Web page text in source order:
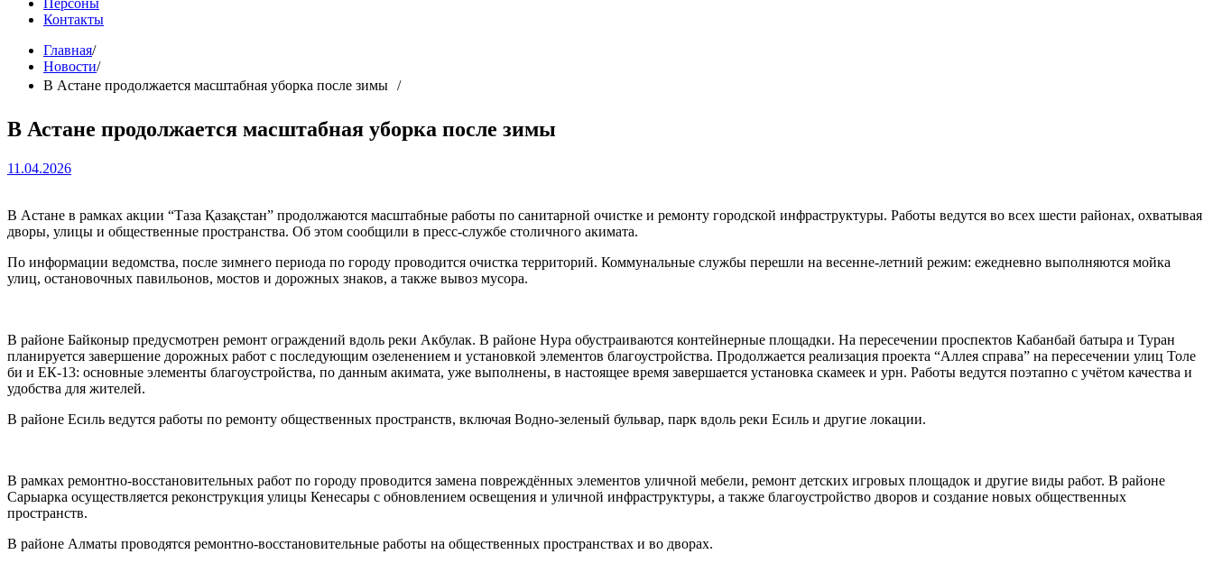
Персоны
Контакты
Главная
Новости
В Астане продолжается масштабная уборка после зимы
В Астане продолжается масштабная уборка после зимы
11.04.2026
В Астане в рамках акции “Таза Қазақстан” продолжаются масштабные работы по санитарной очистке и ремонту городской инфраструктуры. Работы ведутся во всех шести районах, охватывая
дворы, улицы и общественные пространства. Об этом сообщили в пресс-службе столичного акимата.
По информации ведомства, после зимнего периода по городу проводится очистка территорий. Коммунальные службы перешли на весенне-летний режим: ежедневно выполняются мойка
улиц, остановочных павильонов, мостов и дорожных знаков, а также вывоз мусора.
В районе Байконыр предусмотрен ремонт ограждений вдоль реки Акбулак. В районе Нура обустраиваются контейнерные площадки. На пересечении проспектов Кабанбай батыра и Туран
планируется завершение дорожных работ с последующим озеленением и установкой элементов благоустройства. Продолжается реализация проекта “Аллея справа” на пересечении улиц Толе
би и ЕК-13: основные элементы благоустройства, по данным акимата, уже выполнены, в настоящее время завершается установка скамеек и урн. Работы ведутся поэтапно с учётом качества и
удобства для жителей.
В районе Есиль ведутся работы по ремонту общественных пространств, включая Водно-зеленый бульвар, парк вдоль реки Есиль и другие локации.
В рамках ремонтно-восстановительных работ по городу проводится замена повреждённых элементов уличной мебели, ремонт детских игровых площадок и другие виды работ. В районе
Сарыарка осуществляется реконструкция улицы Кенесары с обновлением освещения и уличной инфраструктуры, а также благоустройство дворов и создание новых общественных
пространств.
В районе Алматы проводятся ремонтно-восстановительные работы на общественных пространствах и во дворах.